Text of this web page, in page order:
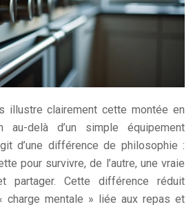
illustre clairement cette montée en
delà d’un simple équipement
d’une différence de philosophie :
pour survivre, de l’autre, une vraie
partager. Cette différence réduit
charge mentale » liée aux repas et